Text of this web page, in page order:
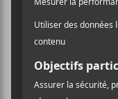
H2X 1K5
Téléphone
1-855-790-1245
Voir Lieu site web